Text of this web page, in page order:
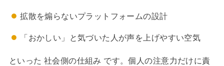
拡散を煽らないプラットフォームの設計
「おかしい」と気づいた人が声を上げやすい空気
といった 社会側の仕組み です。個人の注意力だけに責